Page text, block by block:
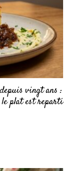
vingt ans :
le plat est reparti